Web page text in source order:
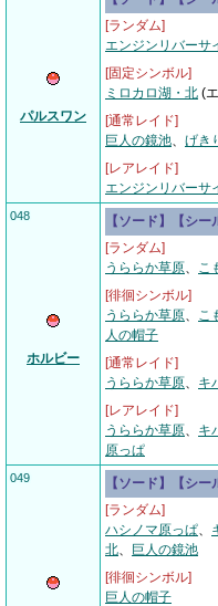
パルスワン
[ランダム]
エンジンリバーサ
[固定シンボル]
ミロカロ湖・北 (
[通常レイド]
巨人の鏡池、 げき
[レアレイド]
エンジンリバーサ
048
ホルビー
【ソード】【シー
[ランダム]
うららか草原、 こ
[徘徊シンボル]
うららか草原、 こ
人の帽子
[通常レイド]
うららか草原、 キ
[レアレイド]
うららか草原、 キ
原っぱ
049
【ソード】【シー
[ランダム]
ハシノマ原っぱ、
北、
巨人の鏡池
[徘徊シンボル]
巨人の帽子